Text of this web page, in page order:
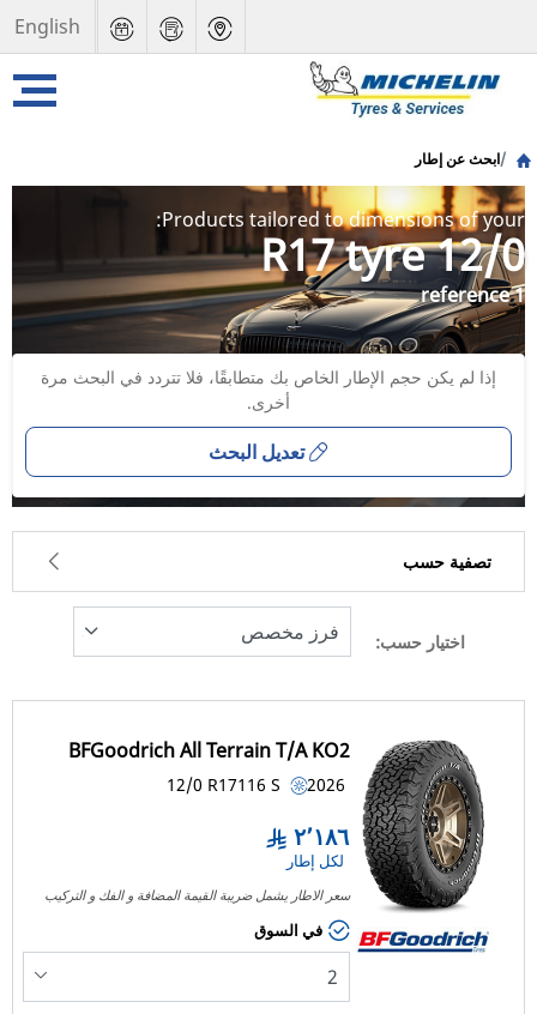
English
ابحث عن إطار
Products tailored to dimensions of your:
12/0 R17 tyre
1 reference
إذا لم يكن حجم الإطار الخاص بك متطابقًا، فلا تتردد في البحث مرة
أخرى.
تعديل البحث
تصفية حسب
نوع الإطار
كل الأنواع (1)
نوع المركبة
كل الأنواع (1)
اختيار حسب:
BFGoodrich All Terrain T/A KO2
12/0 R17116 S 2026
٢٬١٨٦
لكل إطار
سعر الاطار يشمل ضريبة القيمة المضافة و الفك و التركيب
في السوق